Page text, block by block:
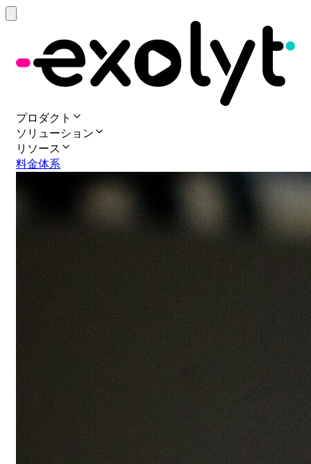
プロダクト
ソリューション
リソース
料金体系